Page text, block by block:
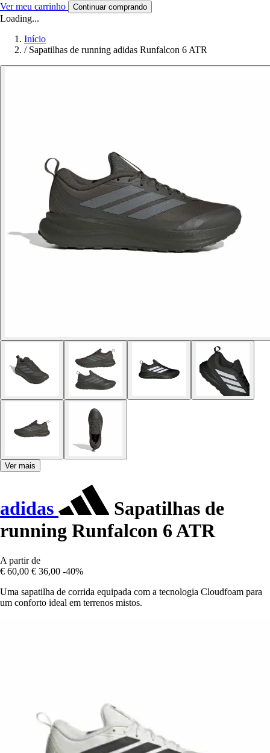
Ver meu carrinho Continuar comprando
Loading...
Início
/ Sapatilhas de running adidas Runfalcon 6 ATR
Ver mais
adidas
Sapatilhas de
running Runfalcon 6 ATR
A partir de
€ 60,00 € 36,00 -40%
Uma sapatilha de corrida equipada com a tecnologia Cloudfoam para
um conforto ideal em terrenos mistos.